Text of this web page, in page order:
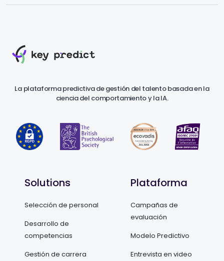
La plataforma predictiva de gestión del talento basada en la
ciencia del comportamiento y la IA.
Solutions
Selección de personal
Desarrollo de
competencias
Gestión de carrera
Plataforma
Campañas de
evaluación
Modelo Predictivo
Entrevista en video